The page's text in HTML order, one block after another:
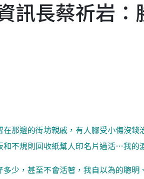
訊長蔡祈岩：
那邊的街坊親戚，有人腳受小傷沒
不規則回收紙幫人印名片過活…我的
少，甚至不會活著，我自以為的聰